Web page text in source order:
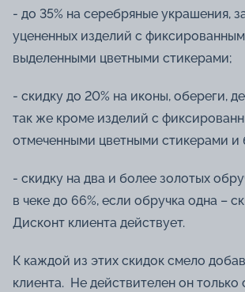
- до 35% на серебряные украшения,
уцененных изделий с
выделенными цветными стикерами;
- скидку до 20% на иконы, обереги,
так же кроме изделий с
отмеченными цветными стикерами и
- скидку на два и более золотых
в чеке до 66%, если обручка одна –
Дисконт клиента действует.
К каждой из этих скидок смело
клиента. Не действителен он только